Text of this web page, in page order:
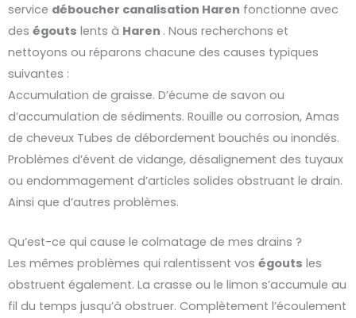
service déboucher canalisation Haren fonctionne avec
des égouts lents à Haren . Nous recherchons et
nettoyons ou réparons chacune des causes typiques
suivantes :
Accumulation de graisse. D’écume de savon ou
d’accumulation de sédiments. Rouille ou corrosion, Amas
de cheveux Tubes de débordement bouchés ou inondés.
Problèmes d’évent de vidange, désalignement des tuyaux
ou endommagement d’articles solides obstruant le drain.
Ainsi que d’autres problèmes.
Qu’est-ce qui cause le colmatage de mes drains ?
Les mêmes problèmes qui ralentissent vos égouts les
obstruent également. La crasse ou le limon s’accumule au
fil du temps jusqu’à obstruer. Complètement l’écoulement